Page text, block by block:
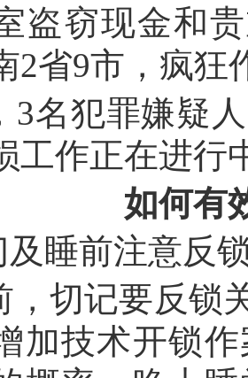
盗窃现金和
2省9市，疯狂
3名犯罪嫌疑
工作正在进行
如何有
及睡前注意反
，切记要反锁
加技术开锁